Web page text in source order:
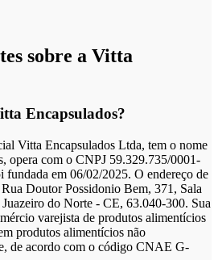
sobre a Vitta
Encapsulados?
Vitta Encapsulados Ltda, tem o nome
opera com o CNPJ 59.329.735/0001-
em 06/02/2025. O endereço de
Rua Doutor Possidonio Bem, 371, Sala
do Norte - CE, 63.040-300. Sua
varejista de produtos alimentícios
produtos alimentícios não
de acordo com o código CNAE G-